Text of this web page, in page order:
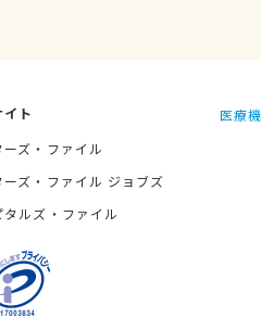
イト
ーズ・ファイル
ーズ・ファイル ジョブズ
タルズ・ファイル
医療